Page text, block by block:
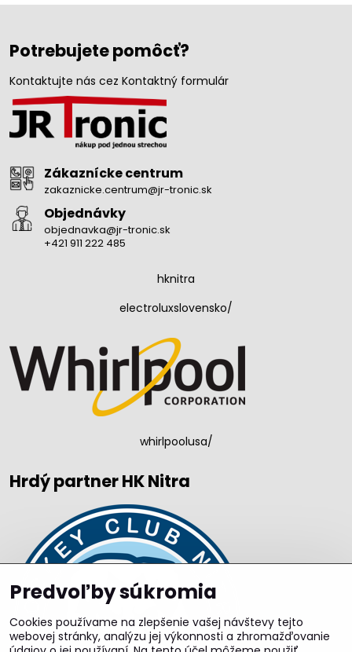
Potrebujete pomôcť?
Kontaktujte nás cez Kontaktný formulár
Zákaznícke centrum
zakaznicke.centrum@jr-tronic.sk
Objednávky
objednavka@jr-tronic.sk
+421 911 222 485
hknitra
electroluxslovensko/
whirlpoolusa/
Hrdý partner HK Nitra
Predvoľby súkromia
Cookies používame na zlepšenie vašej návštevy tejto
webovej stránky, analýzu jej výkonnosti a zhromažďovanie